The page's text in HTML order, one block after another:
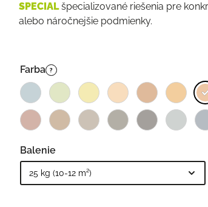
SPECIALšpecializované riešenia pre
alebo náročnejšie podmienky.
Farba ?
Balenie